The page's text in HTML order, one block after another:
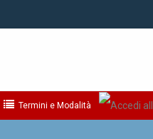
Termini e Modalità